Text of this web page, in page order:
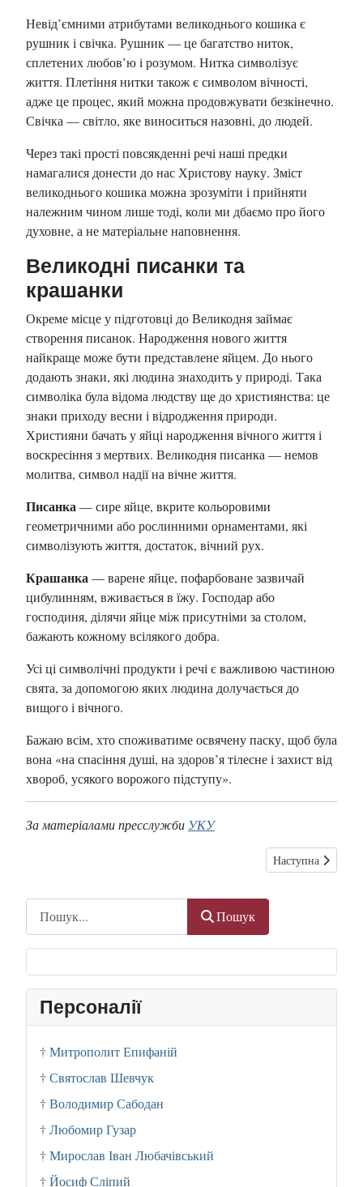
Пошук
Пошук
Персоналії
† Митрополит Епифаній
† Святослав Шевчук
† Володимир Сабодан
† Любомир Гузар
† Мирослав Іван Любачівський
† Йосиф Сліпий
Невід’ємними атрибутами великоднього кошика є
рушник і свічка. Рушник — це багатство ниток,
сплетених любов’ю і розумом. Нитка символізує
життя. Плетіння нитки також є символом вічності,
адже це процес, який можна продовжувати безкінечно.
Свічка — світло, яке виноситься назовні, до людей.
Через такі прості повсякденні речі наші предки
намагалися донести до нас Христову науку. Зміст
великоднього кошика можна зрозуміти і прийняти
належним чином лише тоді, коли ми дбаємо про його
духовне, а не матеріальне наповнення.
Великодні писанки та
крашанки
Окреме місце у підготовці до Великодня займає
створення писанок. Народження нового життя
найкраще може бути представлене яйцем. До нього
додають знаки, які людина знаходить у природі. Така
символіка була відома людству ще до християнства: це
знаки приходу весни і відродження природи.
Християни бачать у яйці народження вічного життя і
воскресіння з мертвих. Великодня писанка — немов
молитва, символ надії на вічне життя.
Писанка — сире яйце, вкрите кольоровими
геометричними або рослинними орнаментами, які
символізують життя, достаток, вічний рух.
Крашанка — варене яйце, пофарбоване зазвичай
цибулинням, вживається в їжу. Господар або
господиня, ділячи яйце між присутніми за столом,
бажають кожному всілякого добра.
Усі ці символічні продукти і речі є важливою частиною
свята, за допомогою яких людина долучається до
вищого і вічного.
Бажаю всім, хто споживатиме освячену паску, щоб була
вона «на спасіння душі, на здоров’я тілесне і захист від
хвороб, усякого ворожого підступу».
За матеріалами пресслужби УКУ
Наступна стаття:
Наступна